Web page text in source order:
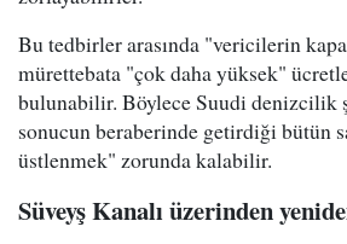
Bu tedbirler arasında "vericilerin
mürettebata "çok daha yüksek"
bulunabilir. Böylece Suudi denizcilik
sonucun beraberinde getirdiği bütün
üstlenmek" zorunda kalabilir.
Süveyş Kanalı üzerinden